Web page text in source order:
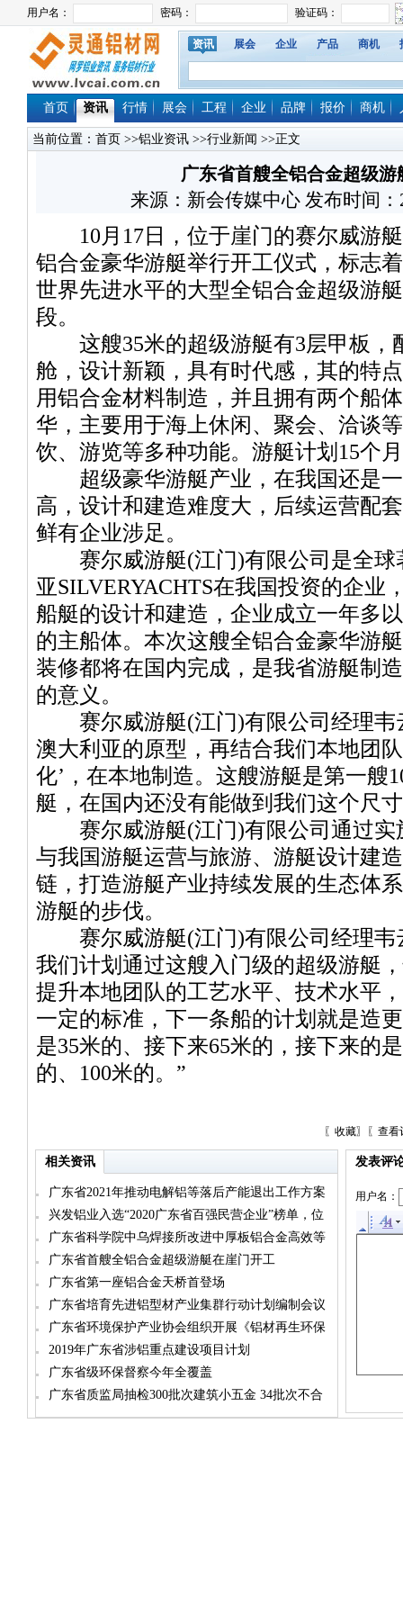
资讯 展会 企业 产品 商机
首页 资讯 行情 展会 工程 企业 品牌 报价 商机
当前位置： 首页 >>铝业资讯 >>行业新闻 >>正文
广东省首艘全铝合金超级
来源：新会传媒中心 发布时间：
10月17日，位于崖门的赛尔威游艇
铝合金豪华游艇举行开工仪式，标志
世界先进水平的大型全铝合金超级游
段。
这艘35米的超级游艇有3层甲板，
舱，设计新颖，具有时代感，其的特
用铝合金材料制造，并且拥有两个船
华，主要用于海上休闲、聚会、洽谈
饮、游览等多种功能。游艇计划15个
超级豪华游艇产业，在我国还是一
高，设计和建造难度大，后续运营配
鲜有企业涉足。
赛尔威游艇(江门)有限公司是全球
亚SILVERYACHTS在我国投资的企业
船艇的设计和建造，企业成立一年多
的主船体。本次这艘全铝合金豪华游
装修都将在国内完成，是我省游艇制
的意义。
赛尔威游艇(江门)有限公司经理韦
澳大利亚的原型，再结合我们本地团
化’，在本地制造。这艘游艇是第一艘
艇，在国内还没有能做到我们这个尺
赛尔威游艇(江门)有限公司通过实
与我国游艇运营与旅游、游艇设计建
链，打造游艇产业持续发展的生态体
游艇的步伐。
赛尔威游艇(江门)有限公司经理韦
我们计划通过这艘入门级的超级游艇
提升本地团队的工艺水平、技术水平
一定的标准，下一条船的计划就是造
是35米的、接下来65米的，接下来的
的、100米的。”
〖 收藏〗〖 查看
相关资讯
广东省2021年推动电解铝等落后产能退出工作方案
兴发铝业入选“2020广东省百强民营企业”榜单，位
居第98名
广东省科学院中乌焊接所改进中厚板铝合金高效等
离子焊接技术
广东省首艘全铝合金超级游艇在崖门开工
广东省第一座铝合金天桥首登场
广东省培育先进铝型材产业集群行动计划编制会议
在广亚举行
广东省环境保护产业协会组织开展《铝材再生环保
抛光液》企业标准专家评审会
2019年广东省涉铝重点建设项目计划
广东省级环保督察今年全覆盖
广东省质监局抽检300批次建筑小五金 34批次不合
格
发表评
用户名：